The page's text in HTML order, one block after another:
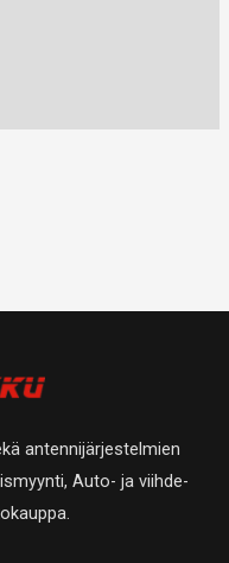
antennijärjestelmien
Auto- ja viihde-